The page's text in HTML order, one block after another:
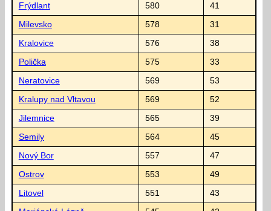
Frýdlant 580 41
Milevsko 578 31
Kralovice 576 38
Polička 575 33
Neratovice 569 53
Kralupy nad Vltavou 569 52
Jilemnice 565 39
Semily 564 45
Nový Bor 557 47
Ostrov 553 49
Litovel 551 43